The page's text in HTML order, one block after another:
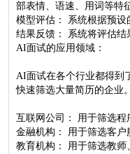
部表情、语速、用词等特
模型评估： 系统根据预设
结果反馈： 系统将评估结
AI面试的应用领域：
AI面试在各个行业都得到
快速筛选大量简历的企业
互联网公司： 用于筛选程
金融机构： 用于筛选客户
教育机构： 用于筛选教师